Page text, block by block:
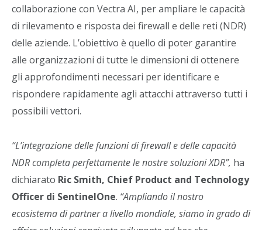
collaborazione con Vectra AI, per ampliare le capacità
di rilevamento e risposta dei firewall e delle reti (NDR)
delle aziende. L’obiettivo è quello di poter garantire
alle organizzazioni di tutte le dimensioni di ottenere
gli approfondimenti necessari per identificare e
rispondere rapidamente agli attacchi attraverso tutti i
possibili vettori.
“L’integrazione delle funzioni di firewall e delle capacità
NDR completa perfettamente le nostre soluzioni XDR”, ha
dichiarato Ric Smith, Chief Product and Technology
Officer di SentinelOne. “Ampliando il nostro
ecosistema di partner a livello mondiale, siamo in grado di